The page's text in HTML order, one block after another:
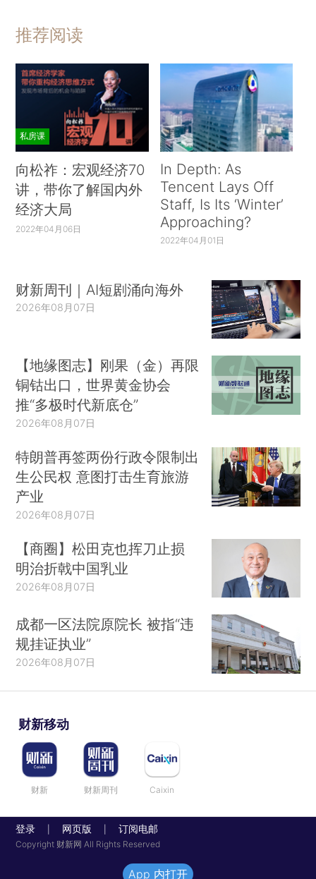
推荐阅读
私房课
向松祚：宏观经济70
讲，带你了解国内外
经济大局
2022年04月06日
In Depth: As
Tencent Lays Off
Staff, Is Its ‘Winter’
Approaching?
2022年04月01日
财新周刊｜AI短剧涌向海外
2026年08月07日
【地缘图志】刚果（金）再限
铜钴出口，世界黄金协会
推“多极时代新底仓”
2026年08月07日
特朗普再签两份行政令限制出
生公民权 意图打击生育旅游
产业
2026年08月07日
【商圈】松田克也挥刀止损
明治折戟中国乳业
2026年08月07日
成都一区法院原院长 被指“违
规挂证执业”
2026年08月07日
财新移动
财新 财新周刊 Caixin
登录 网页版 订阅电邮
Copyright 财新网 All Rights Reserved
App 内打开